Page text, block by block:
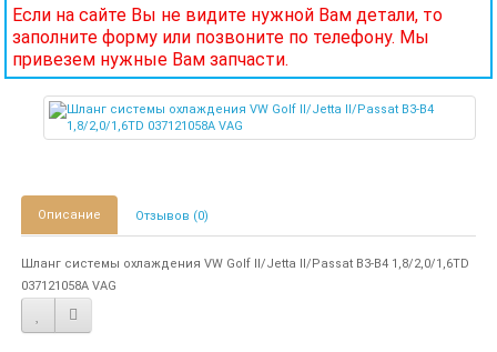
Если на сайте Вы не видите нужной Вам детали, то
заполните форму или позвоните по телефону. Мы
привезем нужные Вам запчасти.
Описание Отзывов (0)
Шланг системы охлаждения VW Golf II/Jetta II/Passat B3-B4 1,8/2,0/1,6TD
037121058A VAG